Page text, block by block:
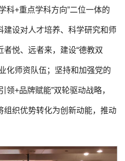
科+重点学科方向”二位一体的
建设对人才培养、科学研究和师
悦、远者来，建设“德教双
化师资队伍；坚持和加强党的
领+品牌赋能”双轮驱动战略，
组织优势转化为创新动能，推动